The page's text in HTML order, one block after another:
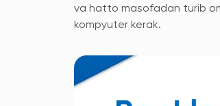
va hatto masofadan turib
kompyuter kerak.